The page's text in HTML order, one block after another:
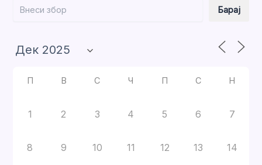
Барај
П В С Ч П С Н
1 2 3 4 5 6 7
8 9 10 11 12 13 14